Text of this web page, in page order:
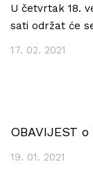
U četvrtak 18.
sati održat će
17. 02. 2021
OBAVIJEST
19. 01. 2021